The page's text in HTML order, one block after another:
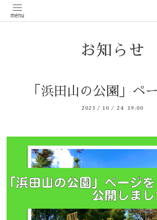
お知らせ
「浜田山の公園」ペ
2023 /10 / 24 19:00